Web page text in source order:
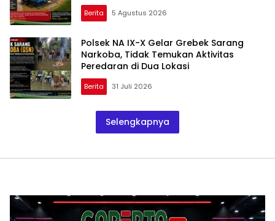
Berita 5 Agustus 2026
Polsek NA IX-X Gelar Grebek Sarang
Narkoba, Tidak Temukan Aktivitas
Peredaran di Dua Lokasi
Berita 31 Juli 2026
Selengkapnya